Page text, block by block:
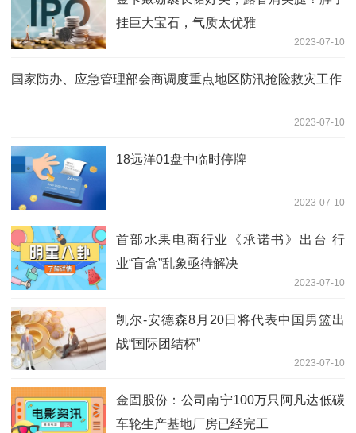
挂巨大宝石，气质太优雅
2023-07-10
国家防办、应急管理部会商调度重点地区防汛抢险救灾工作
2023-07-10
18远洋01盘中临时停牌
2023-07-10
首部水果电商行业《承诺书》出台 行
业“盲盒”乱象亟待解决
2023-07-10
凯尔-安德森8月20日将代表中国男篮出
战“国际团结杯”
2023-07-10
金固股份：公司南宁100万只阿凡达低碳
车轮生产基地厂房已经完工